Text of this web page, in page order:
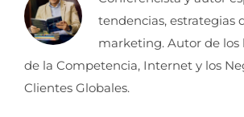
tendencias, estrategias
marketing. Autor de los
de la Competencia, Internet y los
Clientes Globales.